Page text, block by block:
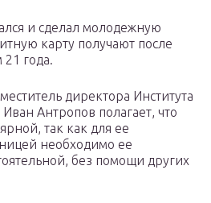
и сделал молодежную
карту получают после
года.
директора Института
Антропов полагает, что
так как для ее
необходимо ее
без помощи других